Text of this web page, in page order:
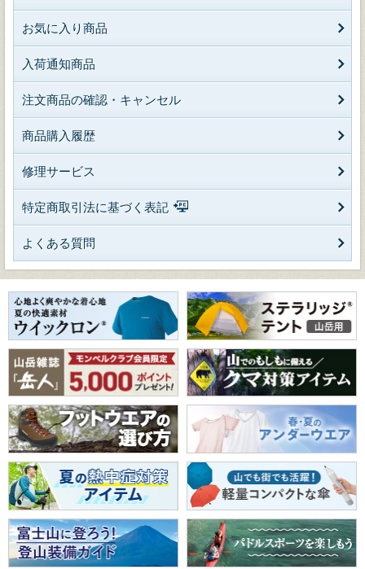
お気に入り商品
入荷通知商品
注文商品の確認・キャンセル
商品購入履歴
修理サービス
特定商取引法に基づく表記
よくある質問